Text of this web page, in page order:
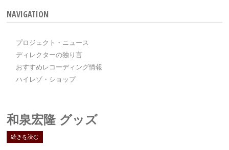
NAVIGATION
プロジェクト・ニュース
ディレクターの独り言
おすすめレコーディング情報
ハイレゾ・ショップ
和泉宏隆 グッズ
続きを読む